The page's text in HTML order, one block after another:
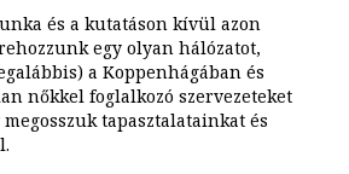
és a kutatáson kívül azon
egy olyan hálózatot,
a Koppenhágában és
nőkkel foglalkozó szervezeteket
tapasztalatainkat és